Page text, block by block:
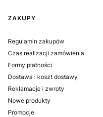
Linki w stopce
ZAKUPY
Regulamin zakupów
Czas realizacji zamówienia
Formy płatności
Dostawa i koszt dostawy
Reklamacje i zwroty
Nowe produkty
Promocje